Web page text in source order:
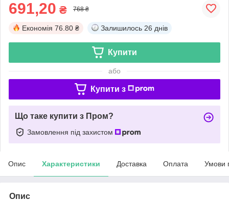
691,20 ₴ 768 ₴
Економія 76.80 ₴ Залишилось 26 днів
Купити
або
Купити з
Що таке купити з Пром?
Замовлення під захистом
Опис Характеристики Доставка Оплата Умови
Опис